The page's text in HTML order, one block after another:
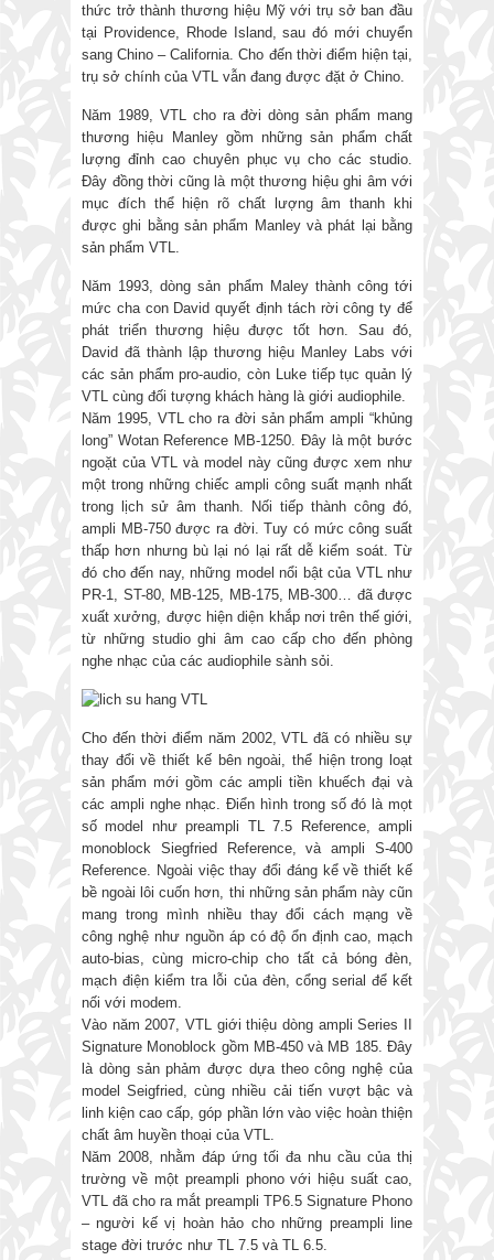
thức trở thành thương hiệu Mỹ với trụ sở ban đầu
tại Providence, Rhode Island, sau đó mới chuyển
sang Chino – California. Cho đến thời điểm hiện tại,
trụ sở chính của VTL vẫn đang được đặt ở Chino.
Năm 1989, VTL cho ra đời dòng sản phẩm mang
thương hiệu Manley gồm những sản phẩm chất
lượng đỉnh cao chuyên phục vụ cho các studio.
Đây đồng thời cũng là một thương hiệu ghi âm với
mục đích thể hiện rõ chất lượng âm thanh khi
được ghi bằng sản phẩm Manley và phát lại bằng
sản phẩm VTL.
Năm 1993, dòng sản phẩm Maley thành công tới
mức cha con David quyết định tách rời công ty để
phát triển thương hiệu được tốt hơn. Sau đó,
David đã thành lập thương hiệu Manley Labs với
các sản phẩm pro-audio, còn Luke tiếp tục quản lý
VTL cùng đối tượng khách hàng là giới audiophile.
Năm 1995, VTL cho ra đời sản phẩm ampli “khủng
long” Wotan Reference MB-1250. Đây là một bước
ngoặt của VTL và model này cũng được xem như
một trong những chiếc ampli công suất mạnh nhất
trong lịch sử âm thanh. Nối tiếp thành công đó,
ampli MB-750 được ra đời. Tuy có mức công suất
thấp hơn nhưng bù lại nó lại rất dễ kiểm soát. Từ
đó cho đến nay, những model nổi bật của VTL như
PR-1, ST-80, MB-125, MB-175, MB-300… đã được
xuất xưởng, được hiện diện khắp nơi trên thế giới,
từ những studio ghi âm cao cấp cho đến phòng
nghe nhạc của các audiophile sành sỏi.
Cho đến thời điểm năm 2002, VTL đã có nhiều sự
thay đổi về thiết kế bên ngoài, thể hiện trong loạt
sản phẩm mới gồm các ampli tiền khuếch đại và
các ampli nghe nhạc. Điển hình trong số đó là mọt
số model như preampli TL 7.5 Reference, ampli
monoblock Siegfried Reference, và ampli S-400
Reference. Ngoài việc thay đổi đáng kể về thiết kế
bề ngoài lôi cuốn hơn, thi những sản phẩm này cũn
mang trong mình nhiều thay đổi cách mạng về
công nghệ như nguồn áp có độ ổn định cao, mạch
auto-bias, cùng micro-chip cho tất cả bóng đèn,
mạch điện kiểm tra lỗi của đèn, cổng serial để kết
nối với modem.
Vào năm 2007, VTL giới thiệu dòng ampli Series II
Signature Monoblock gồm MB-450 và MB 185. Đây
là dòng sản phảm được dựa theo công nghệ của
model Seigfried, cùng nhiều cải tiến vượt bậc và
linh kiện cao cấp, góp phần lớn vào việc hoàn thiện
chất âm huyền thoại của VTL.
Năm 2008, nhằm đáp ứng tối đa nhu cầu của thị
trường về một preampli phono với hiệu suất cao,
VTL đã cho ra mắt preampli TP6.5 Signature Phono
– người kế vị hoàn hảo cho những preampli line
stage đời trước như TL 7.5 và TL 6.5.